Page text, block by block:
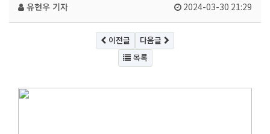
유현우 기자 2024-03-30 21:29
이전글
다음글
목록